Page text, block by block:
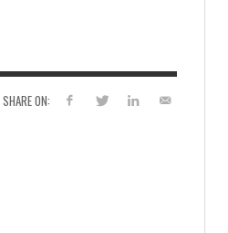
SHARE ON: